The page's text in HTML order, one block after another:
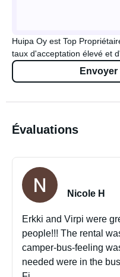
Huipa Oy est Top
taux d'acceptation élevé et
Évaluations
Nicole H
Erkki and Virpi were
people!!! The rental
camper-bus-feeling
needed were in the